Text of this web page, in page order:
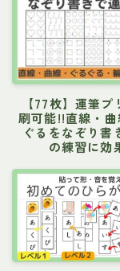
【77枚】運筆プ
刷可能!!直線・曲
ぐるをなぞり書
の練習に効